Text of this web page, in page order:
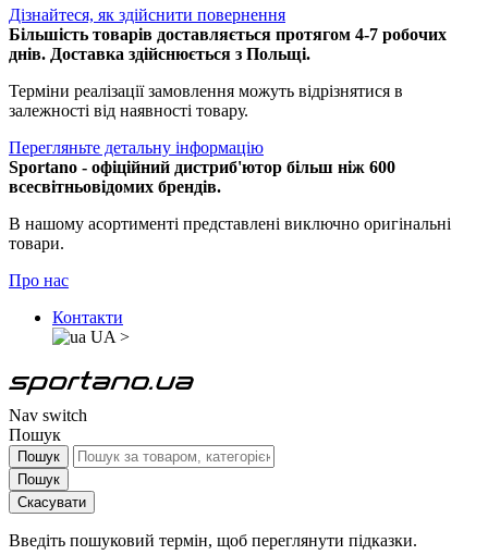
Дізнайтеся, як здійснити повернення
Більшість товарів доставляється протягом 4-7 робочих
днів. Доставка здійснюється з Польщі.
Терміни реалізації замовлення можуть відрізнятися в
залежності від наявності товару.
Перегляньте детальну інформацію
Sportano - офіційний дистриб'ютор більш ніж 600
всесвітньовідомих брендів.
В нашому асортименті представлені виключно оригінальні
товари.
Про нас
Контакти
UA >
Nav switch
Пошук
Пошук
Пошук
Скасувати
Введіть пошуковий термін, щоб переглянути підказки.